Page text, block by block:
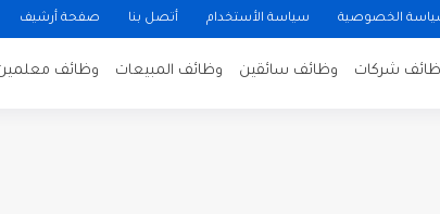
الخصوصية سياسة الأستخدام أتصل بنا صفحة أرشيف
شركات وظائف سائقين وظائف المبيعات وظائف